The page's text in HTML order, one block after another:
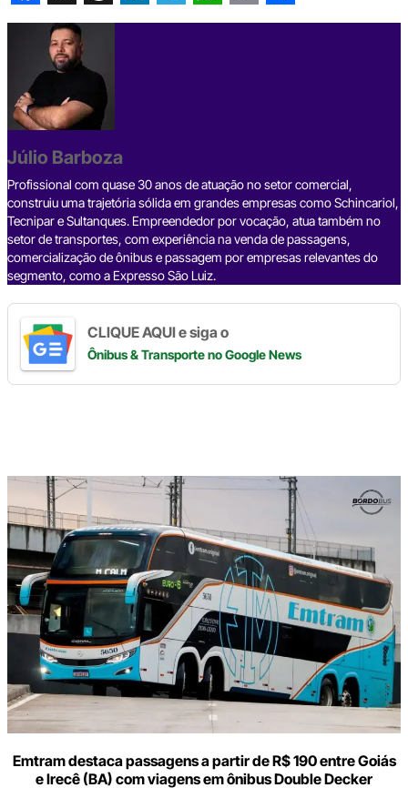
F
e
b
o
o
k
X T
h
r
e
a
d
s
L
d
I
n
T
a
m
W
p
p
C
n
k
S
Júlio Barboza
Profissional com quase 30 anos de atuação no setor comercial,
construiu uma trajetória sólida em grandes empresas como Schincariol,
Tecnipar e Sultanques. Empreendedor por vocação, atua também no
setor de transportes, com experiência na venda de passagens,
comercialização de ônibus e passagem por empresas relevantes do
segmento, como a Expresso São Luiz.
CLIQUE AQUI e siga o
Ônibus & Transporteno Google News
Emtram destaca passagens a partir de R$ 190 entre Goiás
e Irecê (BA) com viagens em ônibus Double Decker
Digite
aqui
o
seu
e-
mail